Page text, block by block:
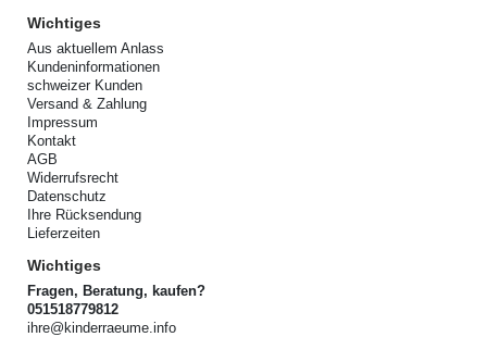
Wichtiges
Aus aktuellem Anlass
Kundeninformationen
schweizer Kunden
Versand & Zahlung
Impressum
Kontakt
AGB
Widerrufsrecht
Datenschutz
Ihre Rücksendung
Lieferzeiten
Wichtiges
Fragen, Beratung, kaufen?
051518779812
ihre@kinderraeume.info